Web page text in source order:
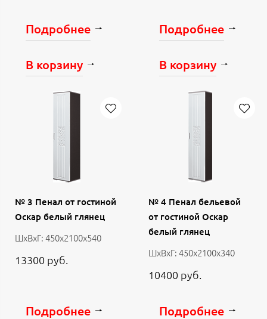
Подробнее
В корзину
Подробнее
В корзину
№ 3 Пенал от гостиной
Оскар белый глянец
ШхВхГ: 450х2100х540
13300 руб.
Подробнее
№ 4 Пенал бельевой
от гостиной Оскар
белый глянец
ШхВхГ: 450х2100х340
10400 руб.
Подробнее